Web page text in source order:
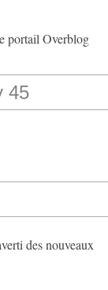
portail Overblog
45
des nouveaux